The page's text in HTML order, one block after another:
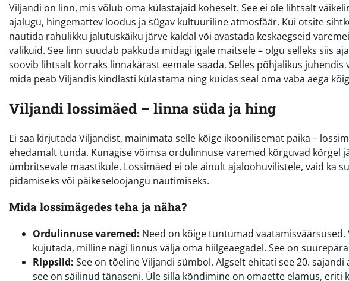
Viljandi on linn, mis võlub oma külastajaid koheselt. See ei ole lihtsalt
ajalugu, hingemattev loodus ja sügav kultuuriline atmosfäär. Kui otsite
nautida rahulikku jalutuskäiku järve kaldal või avastada keskaegseid
valikuid. See linn suudab pakkuda midagi igale maitsele – olgu selleks siis
soovib lihtsalt korraks linnakärast eemale saada. Selles põhjalikus
mida peab Viljandis kindlasti külastama ning kuidas seal oma vaba aega
Viljandi lossimäed – linna süda ja hing
Ei saa kirjutada Viljandist, mainimata selle kõige ikoonilisemat paika –
ehedamalt tunda. Kunagise võimsa ordulinnuse varemed kõrguvad kõrgel
ümbritsevale maastikule. Lossimäed ei ole ainult ajaloohuvilistele, vaid ka
pidamiseks või päikeseloojangu nautimiseks.
Mida lossimägedes teha ja näha?
Ordulinnuse varemed: Need on kõige tuntumad
kujutada, milline nägi linnus välja oma hiilgeaegadel. See on
Rippsild: See on tõeline Viljandi sümbol. Algselt ehitati see 20.
see on säilinud tänaseni. Üle silla kõndimine on omaette elamus, eriti